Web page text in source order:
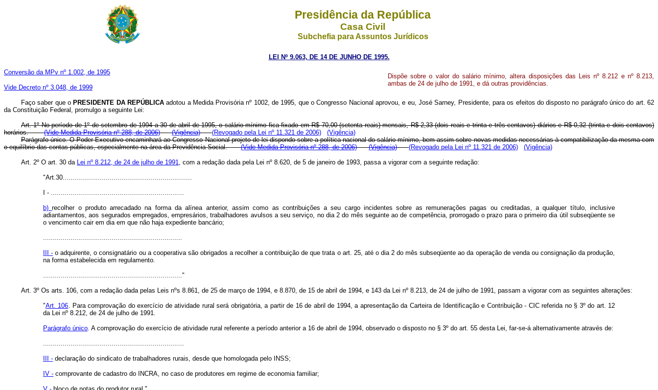
Presidência da República
Casa Civil
Subchefia para Assuntos Jurídicos
LEI Nº 9.063, DE 14 DE JUNHO DE 1995.
Conversão da MPv nº 1.002, de 1995
Vide Decreto nº 3.048, de 1999
Dispõe sobre o valor do salário mínimo, altera disposições das Leis nº 8.212 e nº 8.213,
ambas de 24 de julho de 1991, e dá outras providências.
Faço saber que o PRESIDENTE DA REPÚBLICAadotou a Medida Provisória nº 1002, de 1995, que o Congresso Nacional aprovou, e eu, José Sarney, Presidente, para os efeitos do disposto no parágrafo único do art. 62
da Constituição Federal, promulgo a seguinte Lei:
Art. 1º No período de 1º de setembro de 1994 a 30 de abril de 1995, o salário mínimo fica fixado em R$ 70,00 (setenta reais) mensais, R$ 2,33 (dois reais e trinta e três centavos) diários e R$ 0,32 (trinta e dois centavos)
horários.
(Vide Medida Provisória nº 288, de 2006) (Vigência) (Revogado pela Lei nº 11.321 de 2006)
(Vigência)
Parágrafo único. O Poder Executivo encaminhará ao Congresso Nacional projeto de lei dispondo sobre a política nacional do salário mínimo, bem assim sobre novas medidas necessárias à compatibilização da mesma com
o equilíbrio das contas públicas, especialmente na área da Previdência Social.
(Vide Medida Provisória nº 288, de 2006) (Vigência) (Revogado pela Lei nº 11.321 de 2006) (Vigência)
Art. 2º O art. 30 da Lei nº 8.212, de 24 de julho de 1991, com a redação dada pela Lei nº 8.620, de 5 de janeiro de 1993, passa a vigorar com a seguinte redação:
"Art.30..................................................................
I - ....................................................................
b)recolher o produto arrecadado na forma da alínea anterior, assim como as contribuições a seu cargo incidentes sobre as remunerações pagas ou creditadas, a qualquer título, inclusive
adiantamentos, aos segurados empregados, empresários, trabalhadores avulsos a seu serviço, no dia 2 do mês seguinte ao de competência, prorrogado o prazo para o primeiro dia útil subseqüente se
o vencimento cair em dia em que não haja expediente bancário;
.......................................................................
III - o adquirente, o consignatário ou a cooperativa são obrigados a recolher a contribuição de que trata o art. 25, até o dia 2 do mês subseqüente ao da operação de venda ou consignação da produção,
na forma estabelecida em regulamento.
......................................................................."
Art. 3º Os arts. 106, com a redação dada pelas Leis nºs 8.861, de 25 de março de 1994, e 8.870, de 15 de abril de 1994, e 143 da Lei nº 8.213, de 24 de julho de 1991, passam a vigorar com as seguintes alterações:
"Art. 106. Para comprovação do exercício de atividade rural será obrigatória, a partir de 16 de abril de 1994, a apresentação da Carteira de Identificação e Contribuição - CIC referida no § 3º do art. 12
da Lei nº 8.212, de 24 de julho de 1991.
Parágrafo único. A comprovação do exercício de atividade rural referente a período anterior a 16 de abril de 1994, observado o disposto no § 3º do art. 55 desta Lei, far-se-á alternativamente através de:
........................................................................
III - declaração do sindicato de trabalhadores rurais, desde que homologada pelo INSS;
IV - comprovante de cadastro do INCRA, no caso de produtores em regime de economia familiar;